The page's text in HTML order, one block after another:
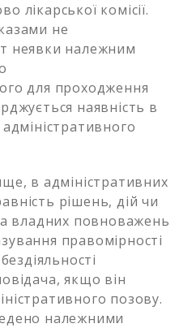
лікарської комісії.
не
неявки належним
для проходження
наявність в
в адміністративних
рішень, дій чи
владних повноважень
правомірності
якщо він
позову.
належними